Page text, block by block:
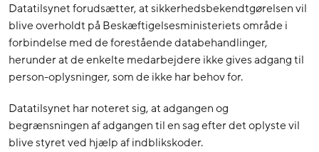
Datatilsynet forudsætter, at sikkerhedsbekendtgørelsen vil
blive overholdt på Beskæftigelsesministeriets område i
forbindelse med de forestående databehandlinger,
herunder at de enkelte medarbejdere ikke gives adgang til
person-oplysninger, som de ikke har behov for.
Datatilsynet har noteret sig, at adgangen og
begrænsningen af adgangen til en sag efter det oplyste vil
blive styret ved hjælp af indblikskoder.